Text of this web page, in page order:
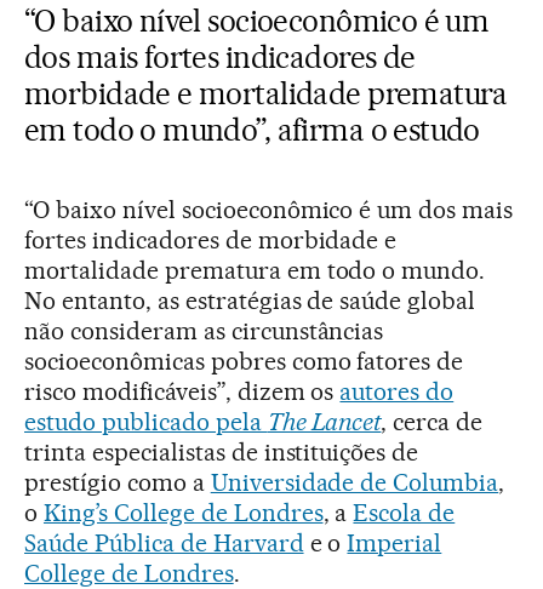
“O baixo nível socioeconômico é um
dos mais fortes indicadores de
morbidade e mortalidade prematura
em todo o mundo”, afirma o estudo
“O baixo nível socioeconômico é um dos mais
fortes indicadores de morbidade e
mortalidade prematura em todo o mundo.
No entanto, as estratégias de saúde global
não consideram as circunstâncias
socioeconômicas pobres como fatores de
risco modificáveis”, dizem os autores do
estudo publicado pela The Lancet, cerca de
trinta especialistas de instituições de
prestígio como a Universidade de Columbia,
o King’s College de Londres, aEscola de
Saúde Pública de Harvard e oImperial
College de Londres.